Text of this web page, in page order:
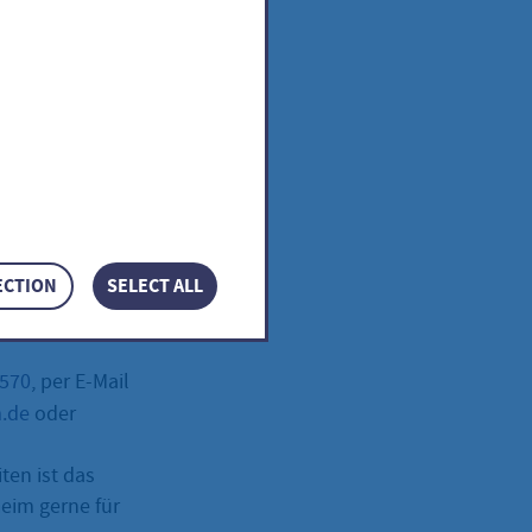
, per E-Mail
oder
ist das
gerne für
SELECT ALL